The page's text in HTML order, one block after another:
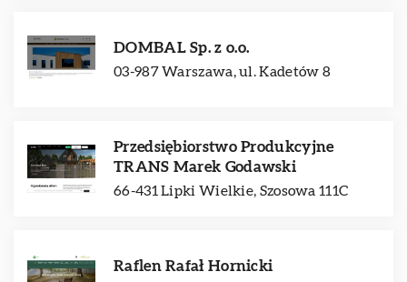
DOMBAL Sp. z o.o.
03-987 Warszawa, ul. Kadetów 8
Przedsiębiorstwo Produkcyjne
TRANS Marek Godawski
66-431 Lipki Wielkie, Szosowa 111C
Raflen Rafał Hornicki